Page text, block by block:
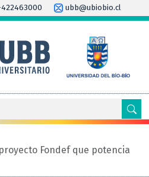
ubb@ubiobio.cl
Fondef que potencia